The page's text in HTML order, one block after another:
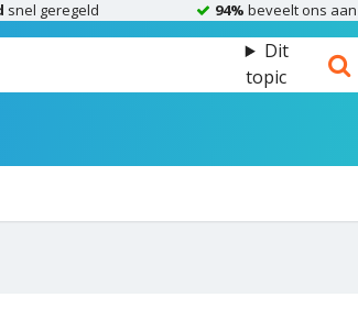
snel geregeld 94% beveelt ons aan
Dit
topic